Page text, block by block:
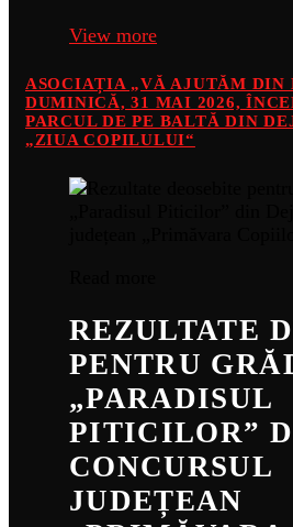
View more
ASOCIAȚIA „VĂ AJUTĂM DIN
DUMINICĂ, 31 MAI 2026,
PARCUL DE PE BALTĂ DIN
„ZIUA COPILULUI“
REZULTATE
PENTRU
„PARADISUL
PITICILOR”
CONCURSUL
JUDEȚEAN